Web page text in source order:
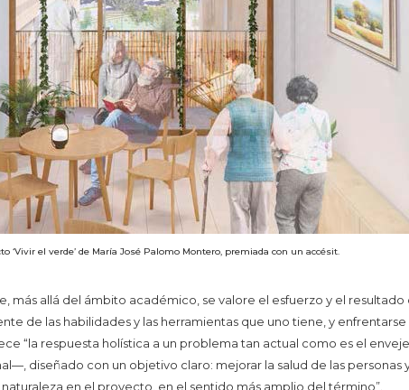
‘Vivir el verde’ de María José Palomo Montero, premiada con un accésit.
más allá del ámbito académico, se valore el esfuerzo y el
de las habilidades y las herramientas que uno tiene, y
“la respuesta holística a un problema tan actual como es el
diseñado con un objetivo claro: mejorar la salud de las personas
en el proyecto, en el sentido más amplio del término”.